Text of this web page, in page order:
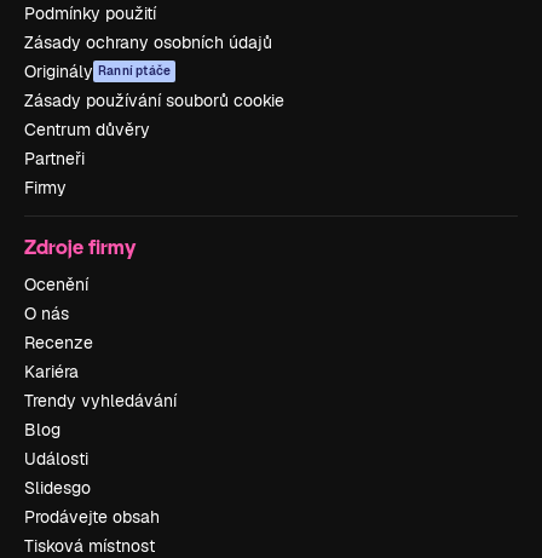
Podmínky použití
Zásady ochrany osobních údajů
Originály Ranní ptáče
Zásady používání souborů cookie
Centrum důvěry
Partneři
Firmy
Zdroje firmy
Ocenění
O nás
Recenze
Kariéra
Trendy vyhledávání
Blog
Události
Slidesgo
Prodávejte obsah
Tisková místnost